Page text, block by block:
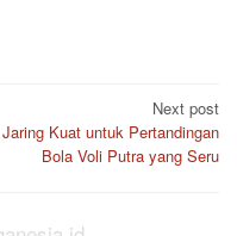
Next post
Jaring Kuat untuk Pertandingan
Bola Voli Putra yang Seru